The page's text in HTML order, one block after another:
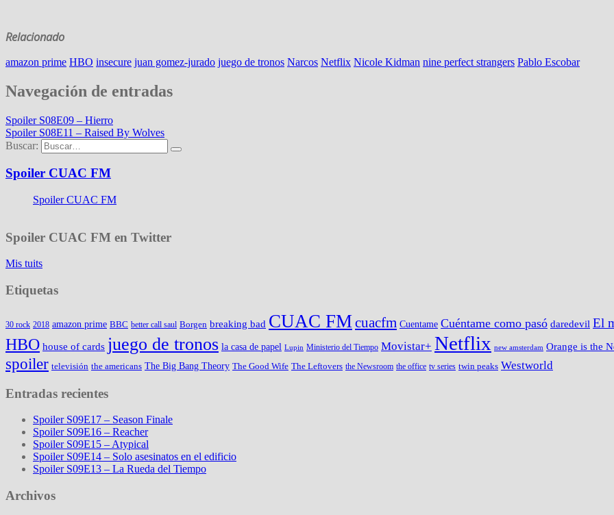
Relacionado
amazon prime HBO insecure juan gomez-jurado juego de tronos Narcos Netflix Nicole Kidman nine perfect strangers Pablo Escobar
Navegación de entradas
Spoiler S08E09 – Hierro
Spoiler S08E11 – Raised By Wolves
Buscar:
Spoiler CUAC FM
Spoiler CUAC FM
Spoiler CUAC FM en Twitter
Mis tuits
Etiquetas
30 rock 2018 amazon prime BBC better call saul Borgen breaking bad CUAC FMcuacfm Cuentame Cuéntame como pasó daredevil El
HBO house of cards juego de tronos la casa de papel Lupin Ministerio del Tiempo Movistar+ Netflix new amsterdam Orange is the
spoiler televisión the americans The Big Bang Theory The Good Wife The Leftovers the Newsroom the office tv series twin peaks Westworld
Entradas recientes
Spoiler S09E17 – Season Finale
Spoiler S09E16 – Reacher
Spoiler S09E15 – Atypical
Spoiler S09E14 – Solo asesinatos en el edificio
Spoiler S09E13 – La Rueda del Tiempo
Archivos